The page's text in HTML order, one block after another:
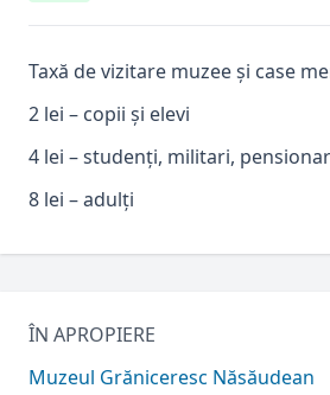
Taxă de vizitare muzee și case
2 lei – copii și elevi
4 lei – studenți, militari,
8 lei – adulți
ÎN APROPIERE
Muzeul Grăniceresc Năsăudean